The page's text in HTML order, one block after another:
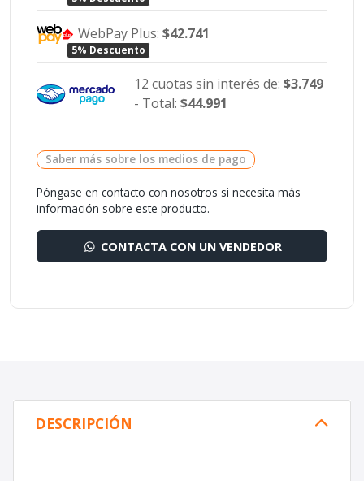
WebPay Plus:$42.741
5% Descuento
12 cuotas sin interés de: $3.749
- Total: $44.991
Saber más sobre los medios de pago
Póngase en contacto con nosotros si necesita más
información sobre este producto.
CONTACTA CON UN VENDEDOR
DESCRIPCIÓN